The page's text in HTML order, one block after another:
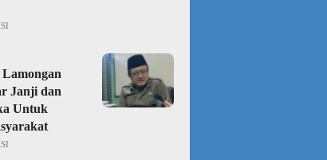
Janji dan
Untuk